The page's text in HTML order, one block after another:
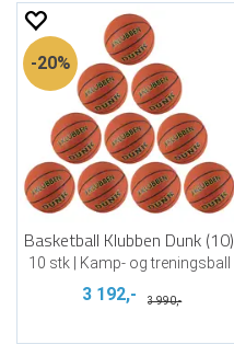
20%
Basketball Klubben Dunk (10)
10 stk | Kamp- og treningsball
3 192,- 3 990,-